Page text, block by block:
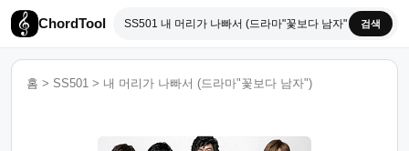
ChordTool 검색
홈 > SS501 > 내 머리가 나빠서 (드라마"꽃보다 남자")